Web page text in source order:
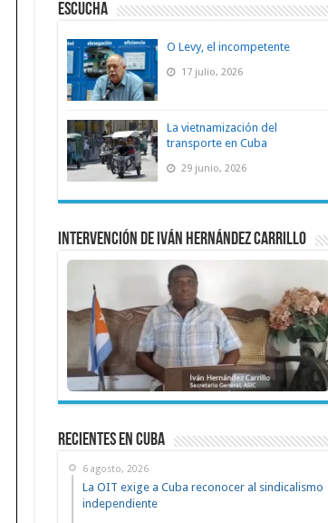
ESCUCHA
O Levy, el incompetente
17 julio, 2026
La vietnamización del
transporte en Cuba
29 junio, 2026
Intervención de Iván Hernández Carrillo
recientes en cuba
6 agosto, 2026
La OIT exige a Cuba reconocer al sindicalismo
independiente